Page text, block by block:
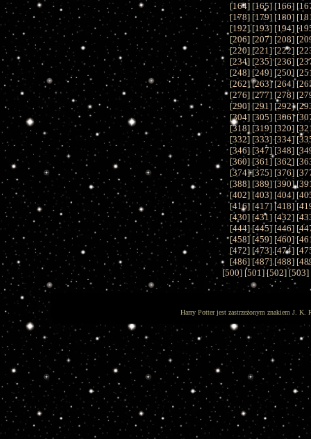
[164] [165] [166] [
[178] [179] [180] [
[192] [193] [194] [
[206] [207] [208] [
[220] [221] [222] [
[234] [235] [236] [
[248] [249] [250] [
[262] [263] [264] [
[276] [277] [278] [
[290] [291] [292] [
[304] [305] [306] [
[318] [319] [320] [
[332] [333] [334] [
[346] [347] [348] [
[360] [361] [362] [
[374] [375] [376] [
[388] [389] [390] [
[402] [403] [404] [
[416] [417] [418] [
[430] [431] [432] [
[444] [445] [446] [
[458] [459] [460] [
[472] [473] [474] [
[486] [487] [488] [
[500] [501] [502] [503]
Harry Potter jest zastrzeżonym znakiem J. K.